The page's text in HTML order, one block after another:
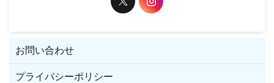
お問い合わせ
プライバシーポリシー